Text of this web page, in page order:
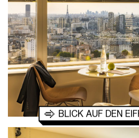
BLICK AUF DEN